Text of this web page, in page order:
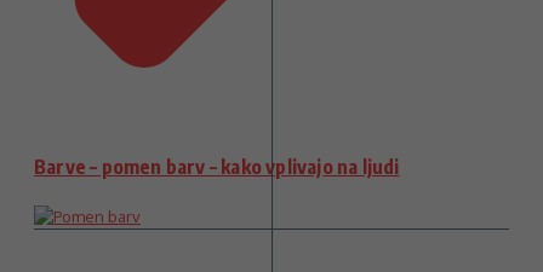
Barve – pomen barv – kako vplivajo na ljudi